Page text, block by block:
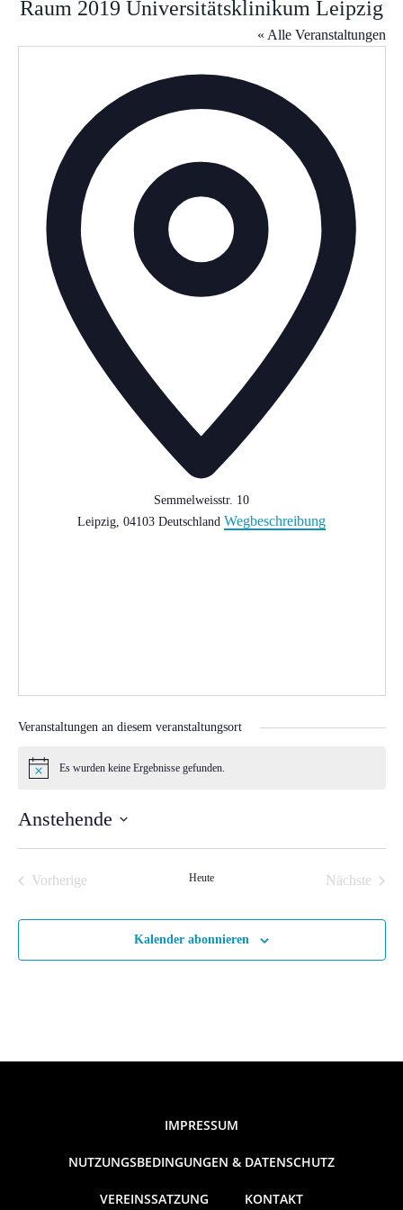
Raum 2019 Universitätsklinikum Leipzig
« Alle Veranstaltungen
Semmelweisstr. 10
Leipzig, 04103 Deutschland Wegbeschreibung
Veranstaltungen an diesem veranstaltungsort
HinweisEs wurden keine Ergebnisse gefunden.
Anstehende
Vorherige
Heute
Nächste
Kalender abonnieren
IMPRESSUM
NUTZUNGSBEDINGUNGEN & DATENSCHUTZ
VEREINSSATZUNG KONTAKT